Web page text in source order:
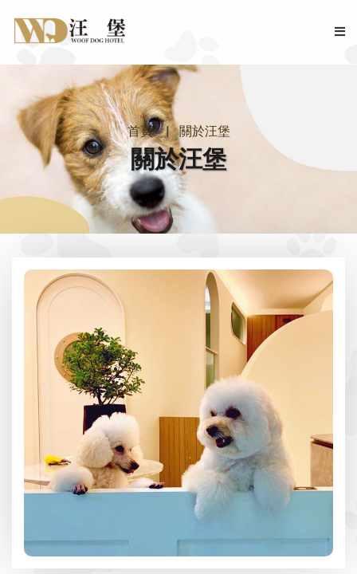
關於汪堡
服務介紹
入館須知
汪堡相簿
聯絡我們
首頁 關於汪堡
關於汪堡